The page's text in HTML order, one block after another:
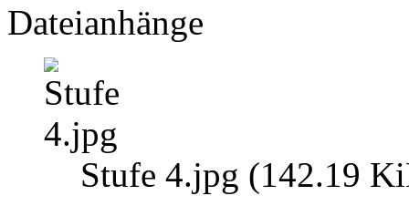
Dateianhänge
Stufe 4.jpg (142.19